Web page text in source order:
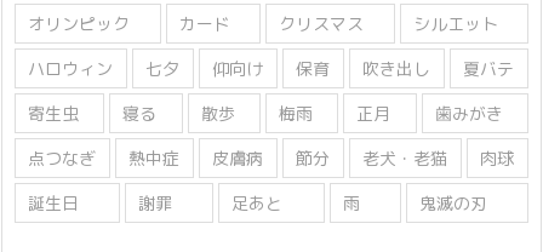
オリンピック
カード クリスマス
シルエット
ハロウィン
七夕 仰向け 保育 吹き出し
夏バテ
寄生虫
寝る 散歩 梅雨 正月
歯みがき
点つなぎ
熱中症 皮膚病 節分 老犬・老猫
肉球
誕生日
謝罪 足あと 雨 鬼滅の刃